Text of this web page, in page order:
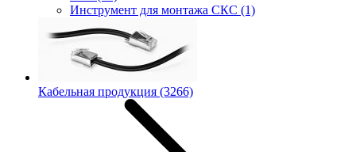
Инструмент для монтажа СКС (1)
Кабельная продукция (3266)